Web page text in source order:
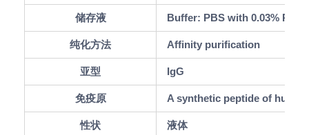
储存液 Buffer: PBS with 0.03%
纯化方法 Affinity purification
亚型 IgG
免疫原 A synthetic peptide of human
性状 液体